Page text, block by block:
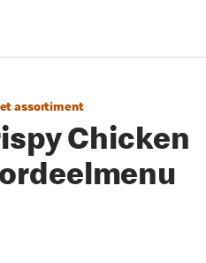
assortiment
Chicken